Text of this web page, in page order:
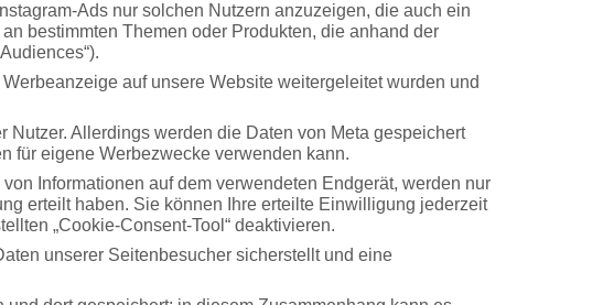
Ads nur solchen Nutzern anzuzeigen, die auch ein
bestimmten Themen oder Produkten, die anhand der
auf unsere Website weitergeleitet wurden und
Allerdings werden die Daten von Meta gespeichert
für eigene Werbezwecke verwenden kann.
Informationen auf dem verwendeten Endgerät, werden nur
erteilt haben. Sie können Ihre erteilte Einwilligung jederzeit
„Cookie-Consent-Tool“ deaktivieren.
unserer Seitenbesucher sicherstellt und eine